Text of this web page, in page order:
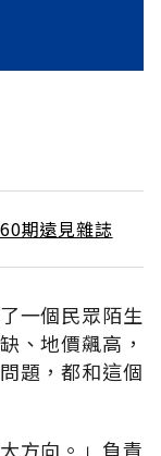
期遠見雜誌
一個民眾陌生
、地價飆高，
題，都和這個
方向。」負責